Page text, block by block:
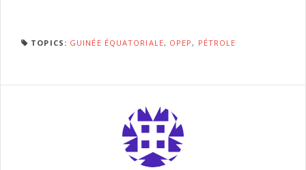
TOPICS: GUINÉE ÉQUATORIALE, OPEP, PÉTROLE